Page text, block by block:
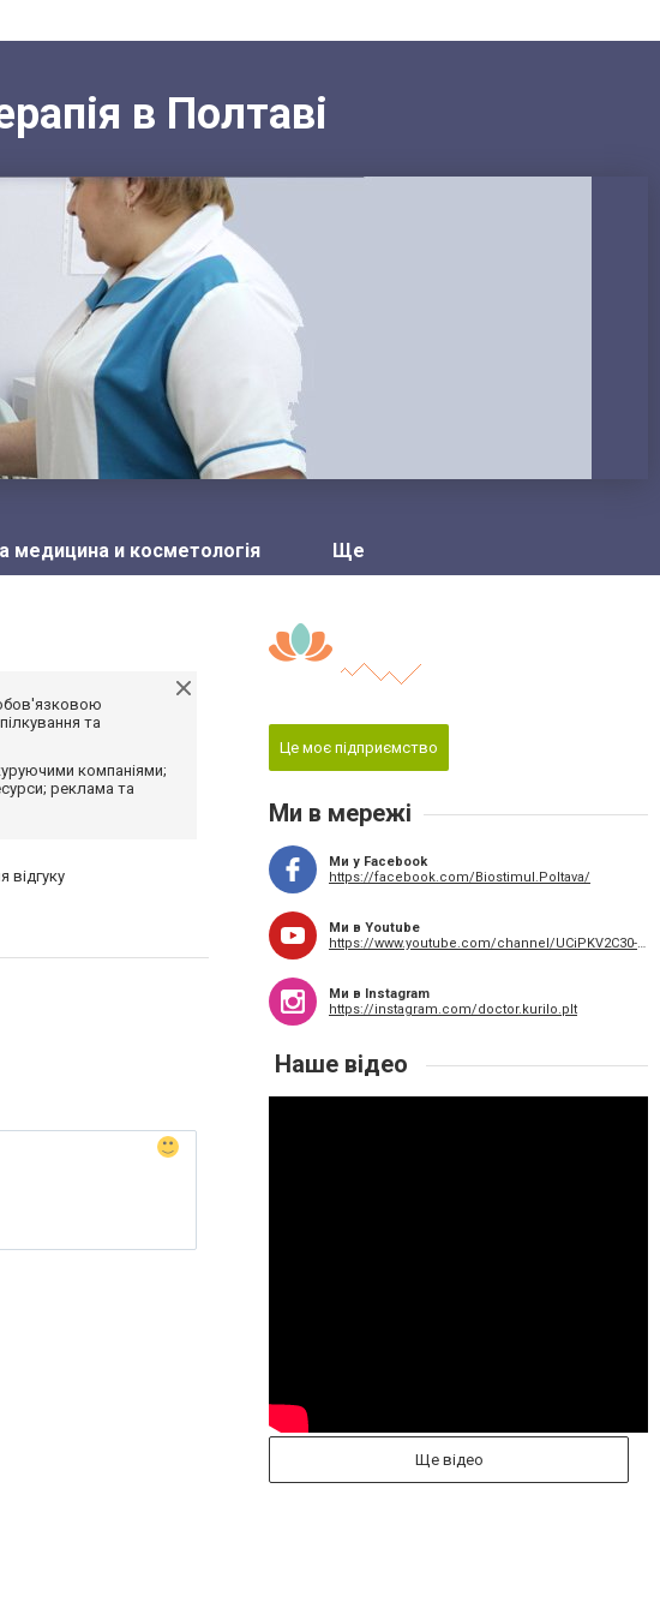
в Полтаві
медицина и косметологія Ще
та
компаніями;
реклама та
відгуку
Це моє підприємство
Ми в мережі
Ми у Facebook
https://facebook.com/Biostimul.Poltava/
Ми в Youtube
https://www.youtube.com/channel/UCiPKV2C30-HG1UGujzHt32w
Ми в Instagram
https://instagram.com/doctor.kurilo.plt
Наше відео
Ще відео